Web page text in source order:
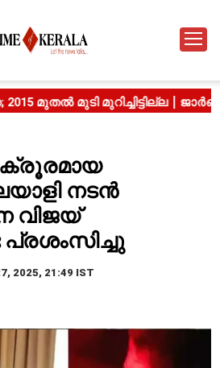
ക്രൂരമായ
നടൻ
വിജയ്
2025, 21:49 IST